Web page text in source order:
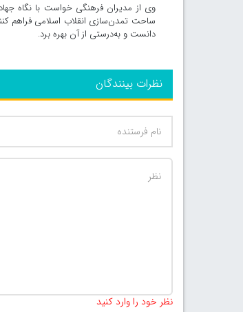
وی از مدیران فرهنگی خواست با نگاه
ساحت تمدن‌سازی انقلاب اسلامی فراهم
دانست و به‌درستی از آن بهره برد.
نظرات بینندگان
نظر خود را وارد کنید